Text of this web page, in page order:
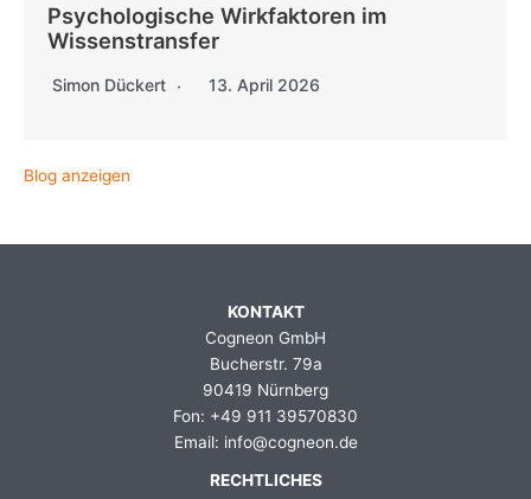
Psychologische Wirkfaktoren im
Wissenstransfer
Simon Dückert 13. April 2026
Blog anzeigen
KONTAKT
Cogneon GmbH
Bucherstr. 79a
90419 Nürnberg
Fon: +49 911 39570830
Email: info@cogneon.de
RECHTLICHES